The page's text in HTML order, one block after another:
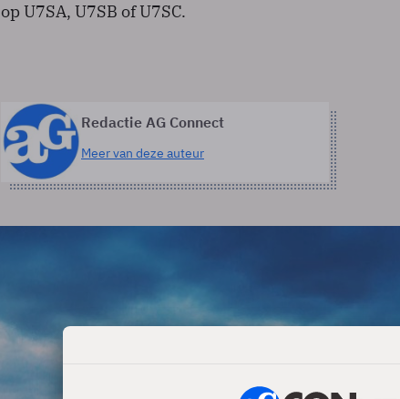
op U7SA, U7SB of U7SC.
Redactie AG Connect
Meer van deze auteur